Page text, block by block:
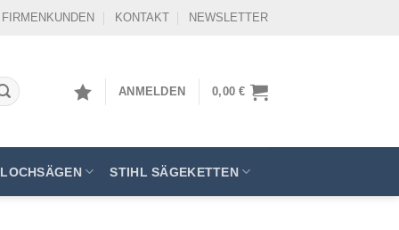
FIRMENKUNDEN KONTAKT NEWSLETTER
ANMELDEN 0,00€
LOCHSÄGEN STIHL SÄGEKETTEN